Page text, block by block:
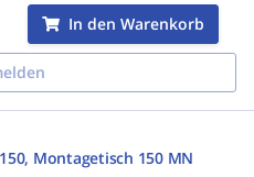
In den Warenkorb
Montagetisch 150 MN